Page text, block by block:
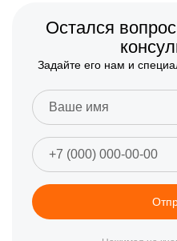
Остался
Задайте его нам и